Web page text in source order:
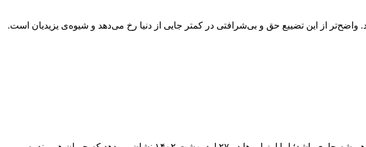
از این تضییع حق و بی‌شرافتی در کمتر جایی از دنیا رخ می‌دهد و شیوه‌ی یزیدیان است.